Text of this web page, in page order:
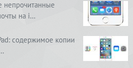
непрочитанные
на i…
содержимое копии